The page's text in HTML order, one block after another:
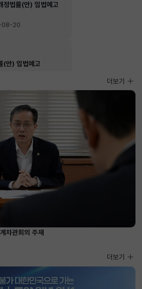
정법률(안) 입법예고
20
(안) 입법예고
20
차관회의 주재
사진뉴스
더보기
더보기